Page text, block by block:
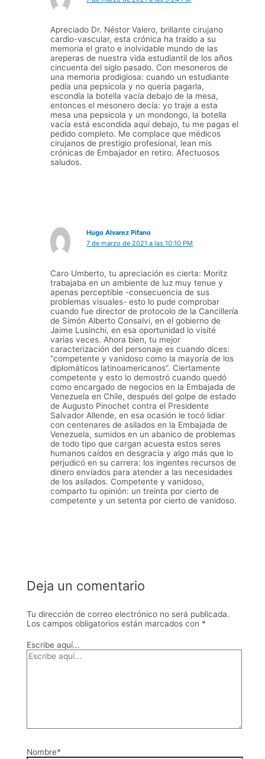
Apreciado Dr. Néstor Valero, brillante cirujano
cardio-vascular, esta crónica ha traído a su
memoria el grato e inolvidable mundo de las
areperas de nuestra vida estudiantil de los años
cincuenta del siglo pasado. Con mesoneros de
una memoria prodigiosa: cuando un estudiante
pedía una pepsicola y no quería pagarla,
escondía la botella vacía debajo de la mesa,
entonces el mesonero decía: yo traje a esta
mesa una pepsicola y un mondongo, la botella
vacía está escondida aquí debajo, tu me pagas el
pedido completo. Me complace que médicos
cirujanos de prestigio profesional, lean mis
crónicas de Embajador en retiro. Afectuosos
saludos.
Hugo Alvarez Pifano
7 de marzo de 2021 a las 10:10 PM
Caro Umberto, tu apreciación es cierta: Moritz
trabajaba en un ambiente de luz muy tenue y
apenas perceptible -consecuencia de sus
problemas visuales- esto lo pude comprobar
cuando fue director de protocolo de la Cancillería
de Simón Alberto Consalvi, en el gobierno de
Jaime Lusinchi, en esa oportunidad lo visité
varias veces. Ahora bien, tu mejor
caracterización del personaje es cuando dices:
“competente y vanidoso como la mayoría de los
diplomáticos latinoamericanos”. Ciertamente
competente y esto lo demostró cuando quedó
como encargado de negocios en la Embajada de
Venezuela en Chile, después del golpe de estado
de Augusto Pinochet contra el Presidente
Salvador Allende, en esa ocasión le tocó lidiar
con centenares de asilados en la Embajada de
Venezuela, sumidos en un abanico de problemas
de todo tipo que cargan acuesta estos seres
humanos caídos en desgracia y algo más que lo
perjudicó en su carrera: los ingentes recursos de
dinero enviados para atender a las necesidades
de los asilados. Competente y vanidoso,
comparto tu opinión: un treinta por cierto de
competente y un setenta por cierto de vanidoso.
Deja un comentario
Tu dirección de correo electrónico no será publicada.
Los campos obligatorios están marcados con *
Escribe aquí...
Nombre*